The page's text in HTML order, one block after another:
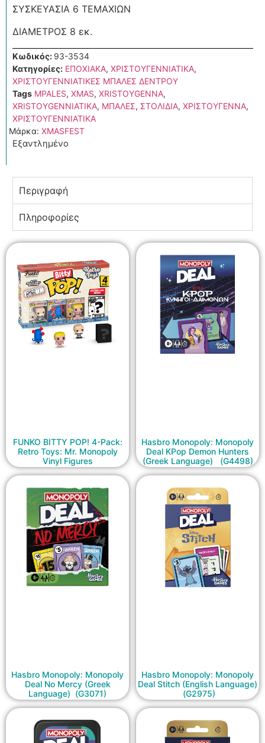
ΣΥΣΚΕΥΑΣΙΑ 6 ΤΕΜΑΧΙΩΝ
ΔΙΑΜΕΤΡΟΣ 8 εκ.
Κωδικός: 93-3534
Κατηγορίες: ΕΠΟΧΙΑΚΑ, ΧΡΙΣΤΟΥΓΕΝΝΙΑΤΙΚΑ,
ΧΡΙΣΤΟΥΓΕΝΝΙΑΤΙΚΕΣ ΜΠΑΛΕΣ ΔΕΝΤΡΟΥ
Tags MPALES, XMAS, XRISTOYGENNA,
XRISTOYGENNIATIKA, ΜΠΑΛΕΣ, ΣΤΟΛΙΔΙΑ, ΧΡΙΣΤΟΥΓΕΝΝΑ,
ΧΡΙΣΤΟΥΓΕΝΝΙΑΤΙΚΑ
Μάρκα: XMASFEST
Εξαντλημένο
Περιγραφή
Πληροφορίες
FUNKO BITTY POP! 4-Pack:
Retro Toys: Mr. Monopoly
Vinyl Figures
Hasbro Monopoly: Monopoly
Deal KPop Demon Hunters
(Greek Language) (G4498)
Hasbro Monopoly: Monopoly
Deal No Mercy (Greek
Language) (G3071)
Hasbro Monopoly: Monopoly
Deal Stitch (English Language)
(G2975)